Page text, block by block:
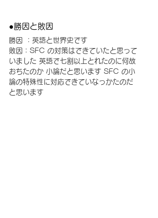
●勝因と敗因
勝因 ：英語と世界史です
敗因：SFC の対策はできていたと思って
いました 英語で七割以上とれたのに何故
おちたのか 小論だと思います SFC の小
論の特殊性に対応できていなっかたのだ
と思います